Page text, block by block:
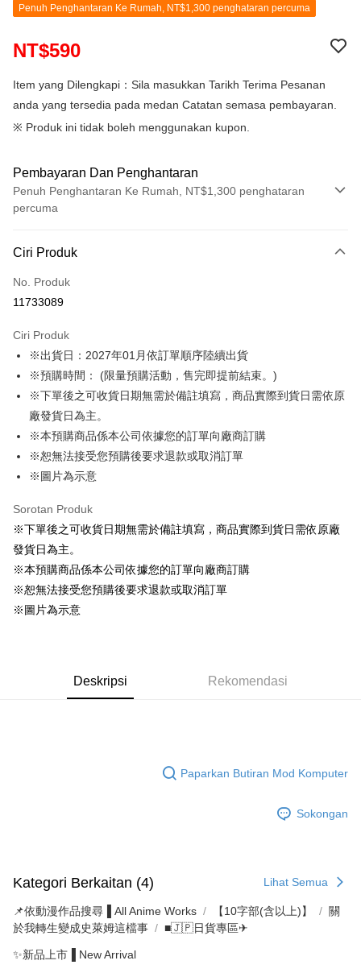
Penuh Penghantaran Ke Rumah, NT$1,300 penghataran percuma
NT$590
Item yang Dilengkapi：Sila masukkan Tarikh Terima Pesanan
anda yang tersedia pada medan Catatan semasa pembayaran.
※ Produk ini tidak boleh menggunakan kupon.
Pembayaran Dan Penghantaran
Penuh Penghantaran Ke Rumah, NT$1,300 penghataran
percuma
Kad Kredit (Bayaran Penuh)
LINE Pay
Easy Wallet
Google Pay
Pemindahan ATM
Pilihan Penghantaran
預購訂單-宅配專用(🔺不同預購月份建議分開結帳，避免整筆訂單等
NT$100/pesanan | Penghantaran percuma untuk pesanan
NT$1,300 atau lebih
預購訂單-離島宅配專用-(澎湖/金門/馬祖)(🔺不同預購月份建議分開
結帳，避免整筆訂單等超久)
NT$220/pesanan
Ciri Produk
No. Produk
11733089
Ciri Produk
※出貨日：2027年01月依訂單順序陸續出貨
※預購時間： (限量預購活動，售完即提前結束。)
※下單後之可收貨日期無需於備註填寫，商品實際到貨日需依原
廠發貨日為主。
※本預購商品係本公司依據您的訂單向廠商訂購
※恕無法接受您預購後要求退款或取消訂單
※圖片為示意
Sorotan Produk
※下單後之可收貨日期無需於備註填寫，商品實際到貨日需依原廠
發貨日為主。
※本預購商品係本公司依據您的訂單向廠商訂購
※恕無法接受您預購後要求退款或取消訂單
※圖片為示意
Deskripsi Rekomendasi
Paparkan Butiran Mod Komputer
Sokongan
Kategori Berkaitan (4) Lihat Semua
📌依動漫作品搜尋▐ All Anime Works 【10字部(含以上)】
關
於我轉生變成史萊姆這檔事
■🇯🇵日貨專區✈
✨新品上市▐ New Arrival